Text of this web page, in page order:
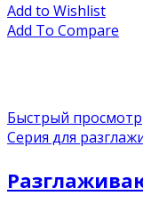
Add to Wishlist
Add To Compare
Быстрый просмотр
Серия для